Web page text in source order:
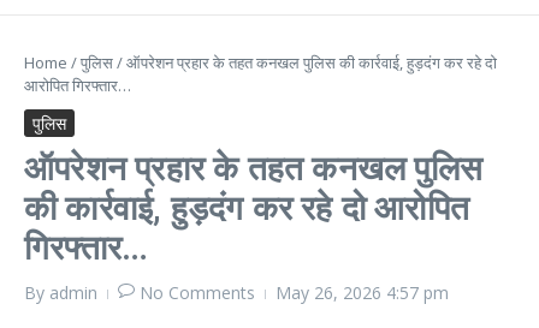
Home /पुलिस/ऑपरेशन प्रहार के तहत कनखल पुलिस की कार्रवाई, हुड़दंग कर रहे दो
आरोपित गिरफ्तार…
पुलिस
ऑपरेशन प्रहार के तहत कनखल पुलिस
की कार्रवाई, हुड़दंग कर रहे दो आरोपित
गिरफ्तार…
By admin No Comments May 26, 2026 4:57 pm